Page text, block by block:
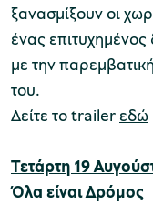
ξανασμίξουν οι
ένας
με την
του.
Δείτε το trailer εδώ
Τετάρτη 19
Όλα είναι Δρόμος